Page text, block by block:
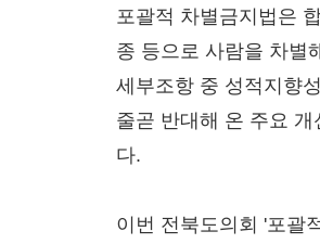
포괄적 차별금지법은
종 등으로 사람을 차별
세부조항 중 성적지향
줄곧 반대해 온 주요 개
다.
이번 전북도의회 '포괄